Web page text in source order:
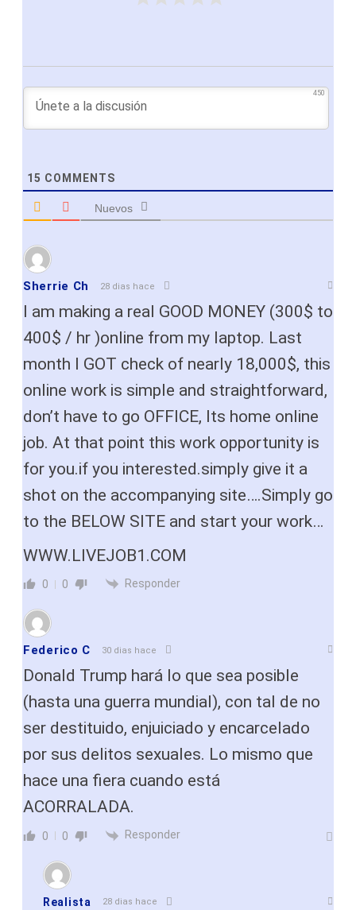
450
15 COMMENTS
Nuevos
Sherrie Ch 28 dias hace
I am making a real GOOD MONEY (300$ to
400$ / hr )online from my laptop. Last
month I GOT check of nearly 18,000$, this
online work is simple and straightforward,
don’t have to go OFFICE, Its home online
job. At that point this work opportunity is
for you.if you interested.simply give it a
shot on the accompanying site….Simply go
to the BELOW SITE and start your work…
W­W­­W.L­I­V­E­­­J­O­­B­1.C­­O­M
0 0 Responder
Federico C 30 dias hace
Donald Trump hará lo que sea posible
(hasta una guerra mundial), con tal de no
ser destituido, enjuiciado y encarcelado
por sus delitos sexuales. Lo mismo que
hace una fiera cuando está
ACORRALADA.
0 0 Responder
Realista 28 dias hace